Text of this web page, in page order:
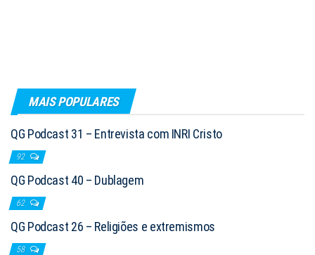
MAIS POPULARES
QG Podcast 31 – Entrevista com INRI Cristo
92
QG Podcast 40 – Dublagem
62
QG Podcast 26 – Religiões e extremismos
58